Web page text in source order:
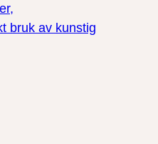
bruk av kunstig